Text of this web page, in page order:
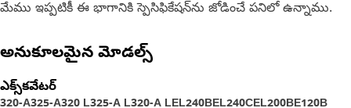
మేము ఇప్పటికీ ఈ భాగానికి స్పెసిఫికేషన్‌ను జోడించే పనిలో ఉన్నాము.
అనుకూలమైన మోడల్స్
ఎక్స్‌కవేటర్
320-A325-A320 L325-A L320-A LEL240BEL240CEL200BE120B